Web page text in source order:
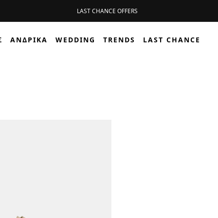
LAST CHANCE OFFERS
ΑΝΔΡΙΚΆ WEDDING TRENDS LAST CHANCE